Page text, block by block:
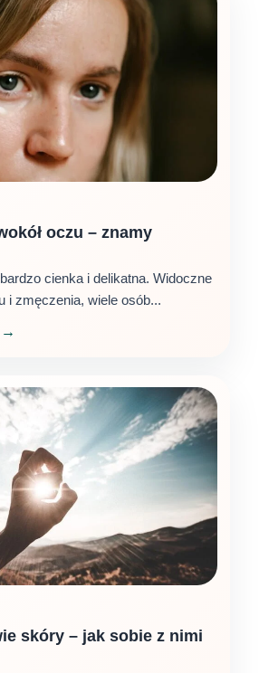
oczu – znamy
cienka i delikatna. Widoczne
i zmęczenia, wiele osób...
skóry – jak sobie z nimi